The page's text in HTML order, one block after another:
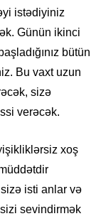
istədiyiniz
Günün ikinci
bütün
Bu vaxt uzun
sizə
verəcək.
xoş
isti anlar və
sizi sevindirmək